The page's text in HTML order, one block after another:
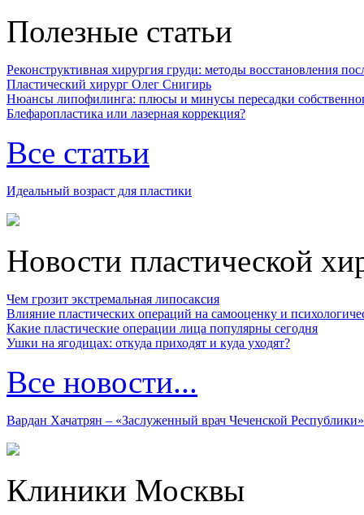
Полезные статьи
Реконструктивная хирургия груди: методы восстановления
Пластический хирург Олег Снигирь
Нюансы липофилинга: плюсы и минусы пересадки
Блефаропластика или лазерная коррекция?
Все статьи
Идеальный возраст для пластики
Новости пластической
Чем грозит экстремальная липосаксия
Влияние пластических операций на самооценку и
Какие пластические операции лица популярны сегодня
Ушки на ягодицах: откуда приходят и куда уходят?
Все новости...
Вардан Хачатрян – «Заслуженный врач Чеченской Республики»
Клиники Москвы